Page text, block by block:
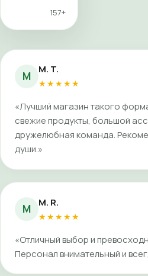
157+
M M. T.
★★★★★
«Лучший магазин такого
свежие продукты, большой
дружелюбная команда.
души.»
M M. R.
★★★★★
«Отличный выбор и
Персонал внимательный и